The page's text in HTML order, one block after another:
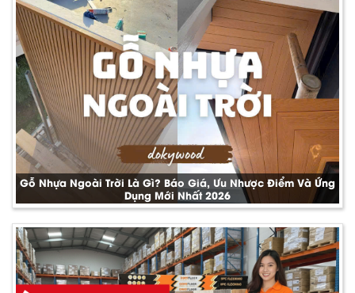
Gỗ Nhựa Ngoài Trời Là Gì? Báo Giá, Ưu Nhược Điểm Và Ứng
Dụng Mới Nhất 2026